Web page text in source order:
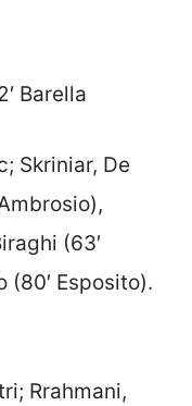
Barella
Skriniar, De
(63′
(80′ Esposito).
Rrahmani,